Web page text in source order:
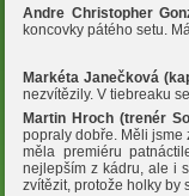
Andre Christopher
koncovky pátého setu.
Markéta Janečková
nezvítězily. V tiebreaku
Martin Hroch (trenér
popraly dobře. Měli jsme
měla premiéru
nejlepším z kádru, ale i
zvítězit, protože holky by